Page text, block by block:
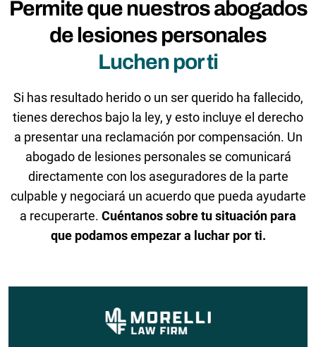
Permite que nuestros abogados
de lesiones personales
Luchen por ti
Si has resultado herido o un ser querido ha fallecido,
tienes derechos bajo la ley, y esto incluye el derecho
a presentar una reclamación por compensación. Un
abogado de lesiones personales se comunicará
directamente con los aseguradores de la parte
culpable y negociará un acuerdo que pueda ayudarte
a recuperarte. Cuéntanos sobre tu situación para
que podamos empezar a luchar por ti.